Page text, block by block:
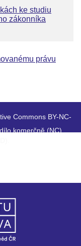
ke studiu
zákonníka
právu
Commons BY-NC-
komerčně (NC),